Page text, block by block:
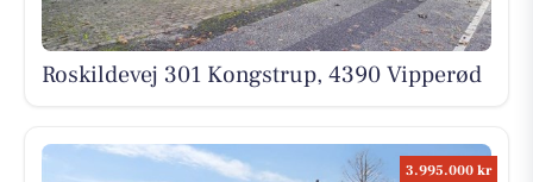
Roskildevej 301 Kongstrup, 4390 Vipperød
3.995.000 kr